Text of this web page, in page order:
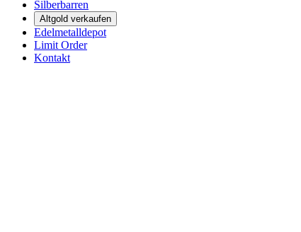
Silberbarren
Altgold verkaufen
Edelmetalldepot
Limit Order
Kontakt